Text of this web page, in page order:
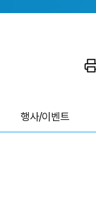
행사/이벤트